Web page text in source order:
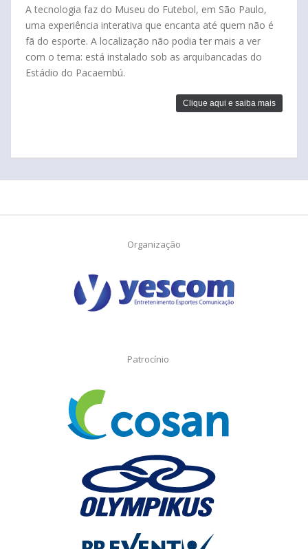
A tecnologia faz do Museu do Futebol, em São Paulo,
uma experiência interativa que encanta até quem não é
fã do esporte. A localização não podia ter mais a ver
com o tema: está instalado sob as arquibancadas do
Estádio do Pacaembú.
Clique aqui e saiba mais
Organização
Patrocínio